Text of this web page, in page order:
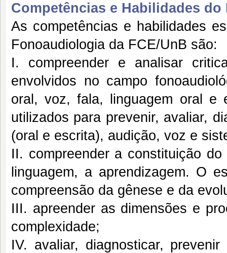
Competências e Habilidades
As competências e habilidades
Fonoaudiologia da FCE/UnB são:
I. compreender e analisar
envolvidos no campo
oral, voz, fala, linguagem oral e
utilizados para prevenir, avaliar,
(oral e escrita), audição, voz e
II. compreender a constituição
linguagem, a aprendizagem. O
compreensão da gênese e da
III. apreender as dimensões e
complexidade;
IV. avaliar, diagnosticar,